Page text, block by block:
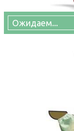
Ожидаем...